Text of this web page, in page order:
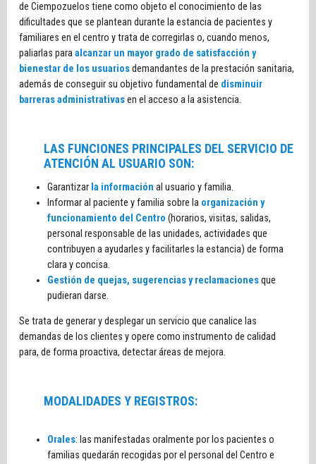
de Ciempozuelos tiene como objeto el conocimiento de las
dificultades que se plantean durante la estancia de pacientes y
familiares en el centro y trata de corregirlas o, cuando menos,
paliarlas paraalcanzar un mayor grado de satisfacción y
bienestar de los usuariosdemandantes de la prestación sanitaria,
además de conseguir su objetivo fundamental de disminuir
barreras administrativasen el acceso a la asistencia.
LAS FUNCIONES PRINCIPALES DEL SERVICIO DE
ATENCIÓN AL USUARIO SON:
Garantizar la información al usuario y familia.
Informar al paciente y familia sobre la organización y
funcionamiento del Centro (horarios, visitas, salidas,
personal responsable de las unidades, actividades que
contribuyen a ayudarles y facilitarles la estancia) de forma
clara y concisa.
Gestión de quejas, sugerencias y reclamacionesque
pudieran darse.
Se trata de generar y desplegar un servicio que canalice las
demandas de los clientes y opere como instrumento de calidad
para, de forma proactiva, detectar áreas de mejora.
MODALIDADES Y REGISTROS:
Orales: las manifestadas oralmente por los pacientes o
familias quedarán recogidas por el personal del Centro e